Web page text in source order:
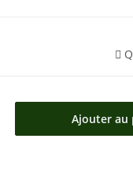
Ajouter au